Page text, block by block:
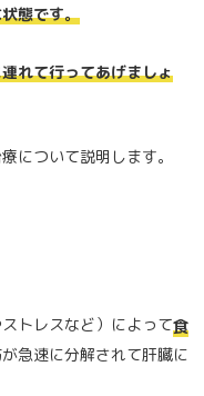
態です。
れて行ってあげましょ
について説明します。
トレスなど）によって食
急速に分解されて肝臓に